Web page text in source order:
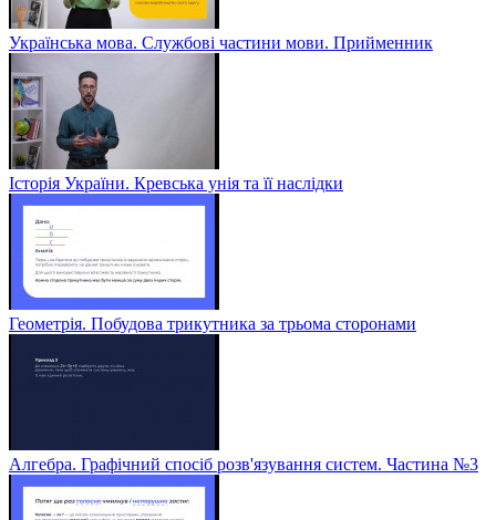
Українська мова. Службові частини мови. Прийменник
Історія України. Кревська унія та її наслідки
Геометрія. Побудова трикутника за трьома сторонами
Алгебра. Графічний спосіб розв'язування систем. Частина №3